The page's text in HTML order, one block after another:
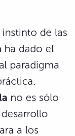
de las
ha dado el
paradigma
no es sólo
a los